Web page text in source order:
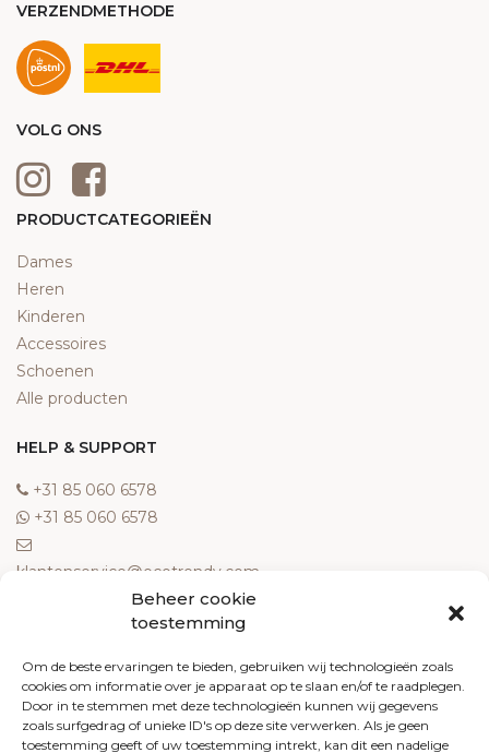
Beheer cookie
toestemming
Om de beste ervaringen te bieden, gebruiken wij technologieën zoals
cookies om informatie over je apparaat op te slaan en/of te raadplegen.
Door in te stemmen met deze technologieën kunnen wij gegevens
zoals surfgedrag of unieke ID's op deze site verwerken. Als je geen
toestemming geeft of uw toestemming intrekt, kan dit een nadelige
VERZENDMETHODE
VOLG ONS
PRODUCTCATEGORIEËN
Dames
Heren
Kinderen
Accessoires
Schoenen
Alle producten
HELP & SUPPORT
‎+31 85 060 6578
‎+31 85 060 6578
klantenservice@ecotrendy.com
Meest gestelde vragen
Contact
Algemene voorwaarden
Retourneren